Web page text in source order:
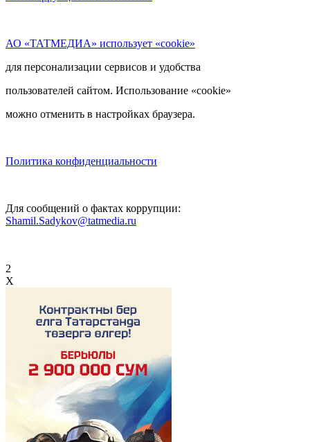
АО «ТАТМЕДИА» использует «cookie»
для персонализации сервисов и удобства
пользователей сайтом. Использование «cookie»
можно отменить в настройках браузера.
Политика конфиденциальности
Для сообщений о фактах коррупции:
Shamil.Sadykov@tatmedia.ru
2
X